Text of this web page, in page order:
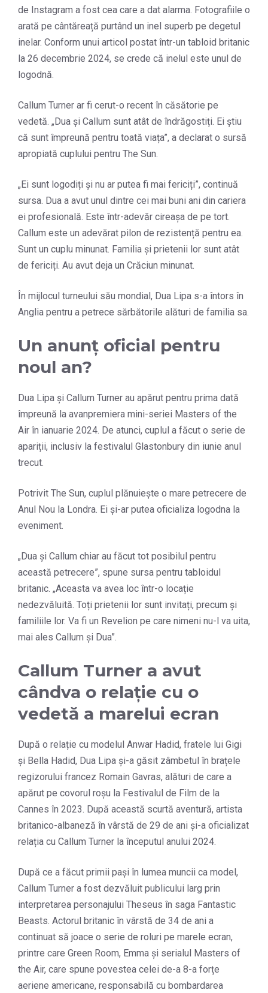
de Instagram a fost cea care a dat alarma. Fotografiile o
arată pe cântăreață purtând un inel superb pe degetul
inelar. Conform unui articol postat într-un tabloid britanic
la 26 decembrie 2024, se crede că inelul este unul de
logodnă.
Callum Turner ar fi cerut-o recent în căsătorie pe
vedetă. „Dua și Callum sunt atât de îndrăgostiți. Ei știu
că sunt împreună pentru toată viața”, a declarat o sursă
apropiată cuplului pentru The Sun.
„Ei sunt logodiți și nu ar putea fi mai fericiți”, continuă
sursa. Dua a avut unul dintre cei mai buni ani din cariera
ei profesională. Este într-adevăr cireașa de pe tort.
Callum este un adevărat pilon de rezistență pentru ea.
Sunt un cuplu minunat. Familia și prietenii lor sunt atât
de fericiți. Au avut deja un Crăciun minunat.
În mijlocul turneului său mondial, Dua Lipa s-a întors în
Anglia pentru a petrece sărbătorile alături de familia sa.
Un anunț oficial pentru
noul an?
Dua Lipa și Callum Turner au apărut pentru prima dată
împreună la avanpremiera mini-seriei Masters of the
Air în ianuarie 2024. De atunci, cuplul a făcut o serie de
apariții, inclusiv la festivalul Glastonbury din iunie anul
trecut.
Potrivit The Sun, cuplul plănuiește o mare petrecere de
Anul Nou la Londra. Ei și-ar putea oficializa logodna la
eveniment.
„Dua și Callum chiar au făcut tot posibilul pentru
această petrecere”, spune sursa pentru tabloidul
britanic. „Aceasta va avea loc într-o locație
nedezvăluită. Toți prietenii lor sunt invitați, precum și
familiile lor. Va fi un Revelion pe care nimeni nu-l va uita,
mai ales Callum și Dua”.
Callum Turner a avut
cândva o relație cu o
vedetă a marelui ecran
După o relație cu modelul Anwar Hadid, fratele lui Gigi
și Bella Hadid, Dua Lipa și-a găsit zâmbetul în brațele
regizorului francez Romain Gavras, alături de care a
apărut pe covorul roșu la Festivalul de Film de la
Cannes în 2023. După această scurtă aventură, artista
britanico-albaneză în vârstă de 29 de ani și-a oficializat
relația cu Callum Turner la începutul anului 2024.
După ce a făcut primii pași în lumea muncii ca model,
Callum Turner a fost dezvăluit publicului larg prin
interpretarea personajului Theseus în saga Fantastic
Beasts. Actorul britanic în vârstă de 34 de ani a
continuat să joace o serie de roluri pe marele ecran,
printre care Green Room, Emma și serialul Masters of
the Air, care spune povestea celei de-a 8-a forțe
aeriene americane, responsabilă cu bombardarea